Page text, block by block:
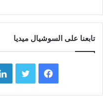
تابعنا على السوشيال ميديا
فيسبوك تويتر